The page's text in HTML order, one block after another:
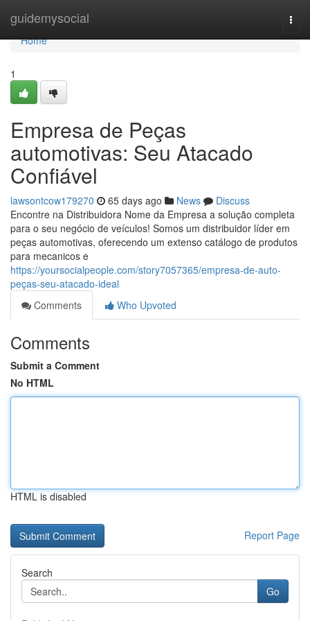
guidemysocial
Home
Home
1
Empresa de Peças
automotivas: Seu Atacado
Confiável
lawsontcow179270 65 days ago News
Discuss
Encontre na Distribuidora Nome da Empresa a solução completa
para o seu negócio de veículos! Somos um distribuidor líder em
peças automotivas, oferecendo um extenso catálogo de produtos
para mecanicos e
https://yoursocialpeople.com/story7057365/empresa-de-auto-
peças-seu-atacado-ideal
Comments
Who Upvoted
Comments
Submit a Comment
No HTML
HTML is disabled
Report Page
Search
Go